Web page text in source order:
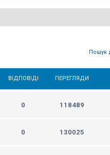
Пошук
ВІДПОВІДІ ПЕРЕГЛЯДИ
0 118489
0 130025